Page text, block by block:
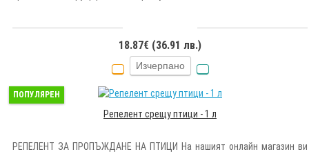
18.87€ (36.91 лв.)
Изчерпано
ПОПУЛЯРЕН
Репелент срещу птици - 1 л
РЕПЕЛЕНТ ЗА ПРОПЪЖДАНЕ НА ПТИЦИ На нашият онлайн магазин ви